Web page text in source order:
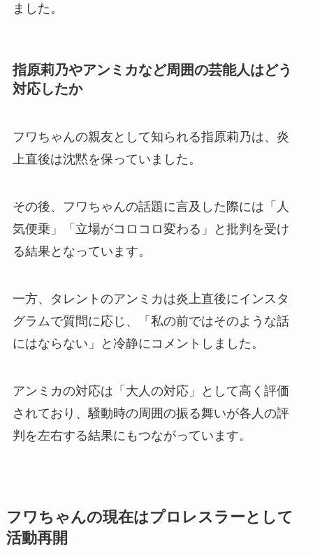
ました。
指原莉乃やアンミカなど周囲の芸能人はどう
対応したか
フワちゃんの親友として知られる指原莉乃は、炎
上直後は沈黙を保っていました。
その後、フワちゃんの話題に言及した際には「人
気便乗」「立場がコロコロ変わる」と批判を受け
る結果となっています。
一方、タレントのアンミカは炎上直後にインスタ
グラムで質問に応じ、「私の前ではそのような話
にはならない」と冷静にコメントしました。
アンミカの対応は「大人の対応」として高く評価
されており、騒動時の周囲の振る舞いが各人の評
判を左右する結果にもつながっています。
フワちゃんの現在はプロレスラーとして
活動再開